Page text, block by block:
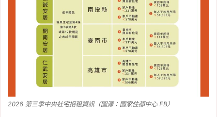
2026 第三季中央社宅招租資訊（圖源：國家住都中心 FB）